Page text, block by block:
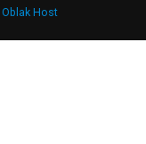
Oblak Host